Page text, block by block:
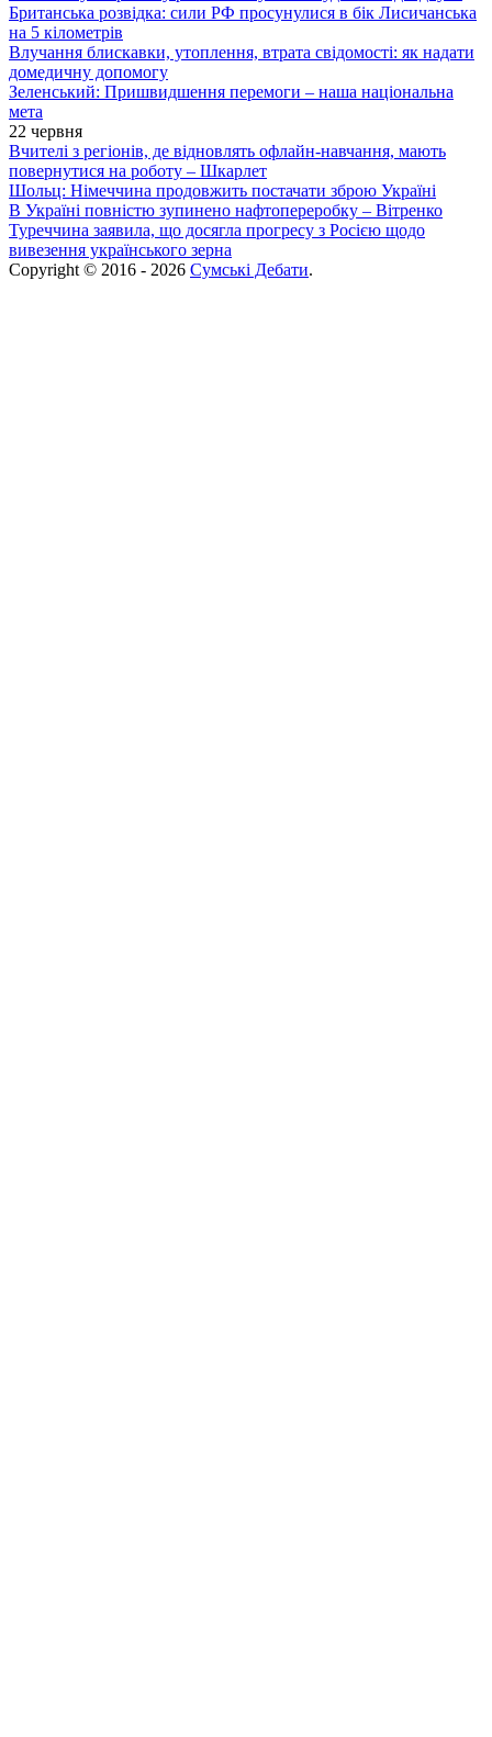
Британська розвідка: сили РФ просунулися в бік Лисичанська
на 5 кілометрів
Влучання блискавки, утоплення, втрата свідомості: як надати
домедичну допомогу
Зеленський: Пришвидшення перемоги – наша національна
мета
22 червня
Вчителі з регіонів, де відновлять офлайн-навчання, мають
повернутися на роботу – Шкарлет
Шольц: Німеччина продовжить постачати зброю Україні
В Україні повністю зупинено нафтопереробку – Вітренко
Туреччина заявила, що досягла прогресу з Росією щодо
вивезення українського зерна
Copyright © 2016 - 2026 Сумські Дебати.